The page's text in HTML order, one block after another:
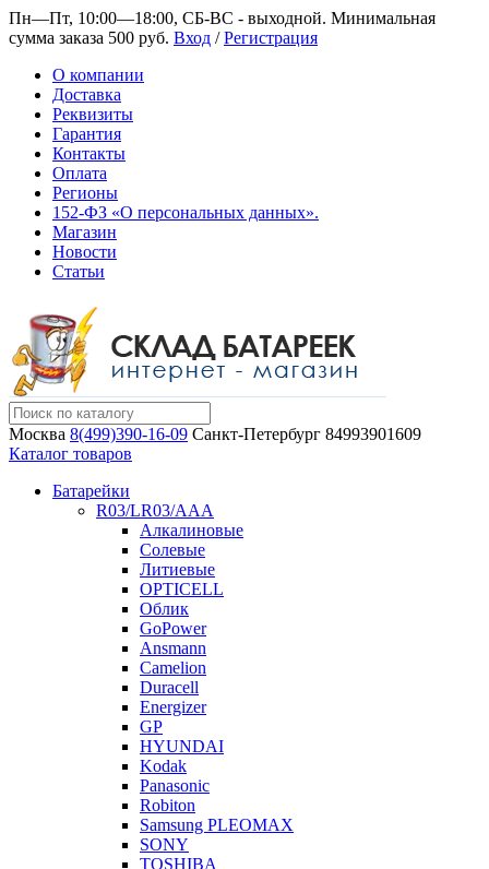
Пн—Пт, 10:00—18:00, СБ-ВС - выходной. Минимальная
сумма заказа 500 руб. Вход /Регистрация
О компании
Доставка
Реквизиты
Гарантия
Контакты
Оплата
Регионы
152-ФЗ «О персональных данных».
Магазин
Новости
Статьи
Москва 8(499)390-16-09 Санкт-Петербург 84993901609
Каталог товаров
Батарейки
R03/LR03/AAA
Алкалиновые
Солевые
Литиевые
OPTICELL
Облик
GoPower
Ansmann
Camelion
Duracell
Energizer
GP
HYUNDAI
Kodak
Panasonic
Robiton
Samsung PLEOMAX
SONY
TOSHIBA